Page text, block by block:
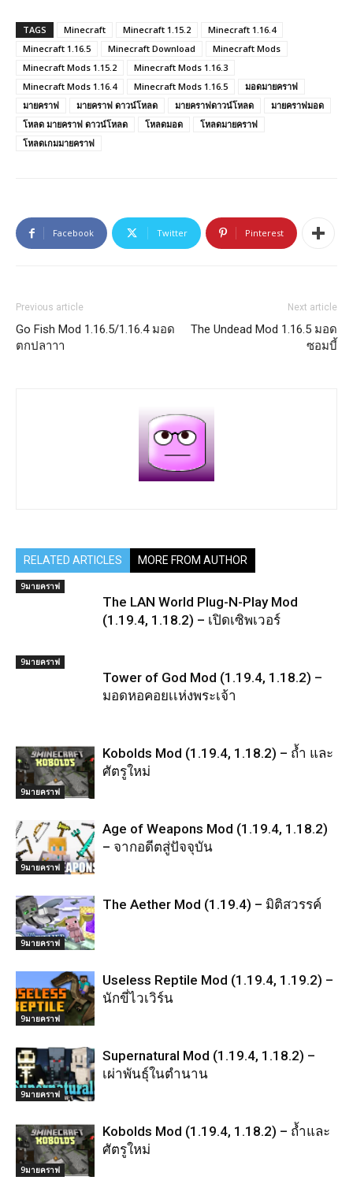
TAGS Minecraft Minecraft 1.15.2
Minecraft 1.16.4
Minecraft 1.16.5
Minecraft Download
Minecraft Mods
Minecraft Mods 1.15.2
Minecraft Mods 1.16.3
Minecraft Mods 1.16.4
Minecraft Mods 1.16.5
มอดมายคราฟ
มายคราฟ
มายคราฟ ดาวน์โหลด มายคราฟดาวน์โหลด
มายคราฟมอด
โหลด มายคราฟ ดาวน์โหลด
โหลดมอด
โหลดมายคราฟ
โหลดเกมมายคราฟ
Facebook Twitter Pinterest
Previous article
Go Fish Mod 1.16.5/1.16.4 มอด
ตกปลาาา
Next article
The Undead Mod 1.16.5 มอด
ซอมบี้
RELATED ARTICLES MORE FROM AUTHOR
9มายคราฟ
The LAN World Plug-N-Play Mod
(1.19.4, 1.18.2) – เปิดเซิพเวอร์
9มายคราฟ
Tower of God Mod (1.19.4, 1.18.2) –
มอดหอคอยเเห่งพระเจ้า
9มายคราฟ
Kobolds Mod (1.19.4, 1.18.2) – ถ้ำ และ
ศัตรูใหม่
9มายคราฟ
Age of Weapons Mod (1.19.4, 1.18.2)
– จากอดีตสู่ปัจจุบัน
9มายคราฟ
The Aether Mod (1.19.4) – มิติสวรรค์
9มายคราฟ
Useless Reptile Mod (1.19.4, 1.19.2) –
นักขี่ไวเวิร์น
9มายคราฟ
Supernatural Mod (1.19.4, 1.18.2) –
เผ่าพันธุ์ในตำนาน
9มายคราฟ
Kobolds Mod (1.19.4, 1.18.2) – ถ้ำและ
ศัตรูใหม่